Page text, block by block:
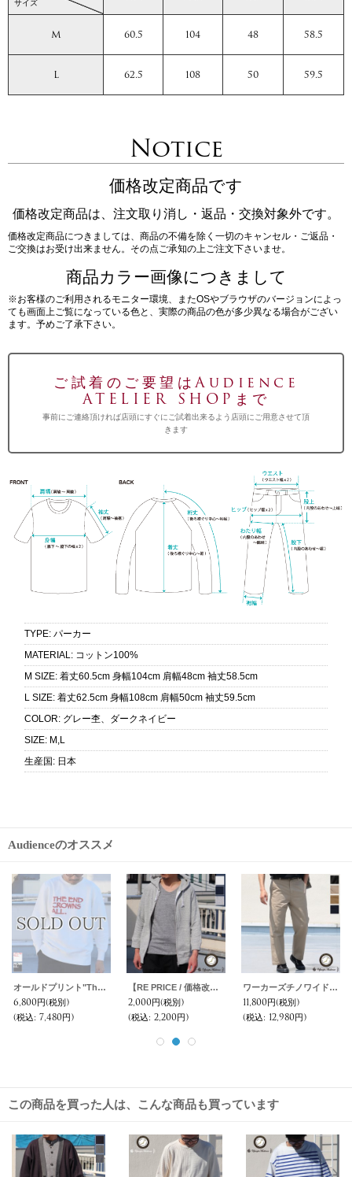
サイズ
M 60.5 104 48 58.5
L 62.5 108 50 59.5
Notice
価格改定商品です
価格改定商品は、注文取り消し・返品・交換対象外です。
価格改定商品につきましては、商品の不備を除く一切のキャンセル・ご返品・
ご交換はお受け出来ません。その点ご承知の上ご注文下さいませ。
商品カラー画像につきまして
※お客様のご利用されるモニター環境、またOSやブラウザのバージョンによっ
ても画面上ご覧になっている色と、実際の商品の色が多少異なる場合がござい
ます。予めご了承下さい。
ご試着のご要望はAudience
ATELIER SHOPまで
事前にご連絡頂ければ店頭にすぐにご試着出来るよう店頭にご用意させて頂
きます
TYPE: パーカー
MATERIAL: コットン100%
M SIZE: 着丈60.5cm 身幅104cm 肩幅48cm 袖丈58.5cm
L SIZE: 着丈62.5cm 身幅108cm 肩幅50cm 袖丈59.5cm
COLOR: グレー杢、ダークネイビー
SIZE: M,L
生産国 : 日本
Audienceのオススメ
オールドプリント"The End Crowns All."ヴィンテージガゼットクルーネックスウェット / Audience
6,800円(税別)
(税込: 7,480円)
【RE PRICE / 価格改定】ソフトエアー裏毛ラグラン7分袖フードジップパーカー【MADE IN JAPAN】『日本製』/ Upscape Audience
2,000円(税別)
(税込: 2,200円)
ワーカーズチノワイドインステップカットパンツ【MADE IN JAPAN】『日本製』【送料無料】/ Upscape Audience
11,800円(税別)
(税込: 12,980円)
この商品を買った人は、こんな商品も買っています